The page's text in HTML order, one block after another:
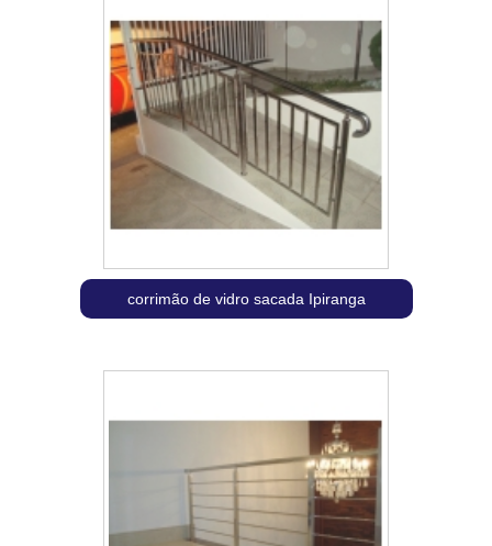
corrimão de vidro sacada Ipiranga